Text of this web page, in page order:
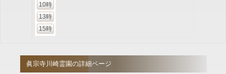
10時
13時
15時
眞宗寺川崎霊園の詳細ページ